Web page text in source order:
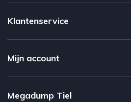
Klantenservice
Mijn account
Megadump Tiel